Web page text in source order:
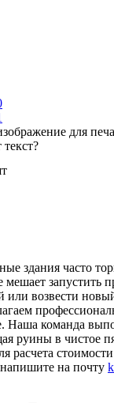
здания часто
запустить
или возвести
Наша команда
руины в чистое
расчета
на почту